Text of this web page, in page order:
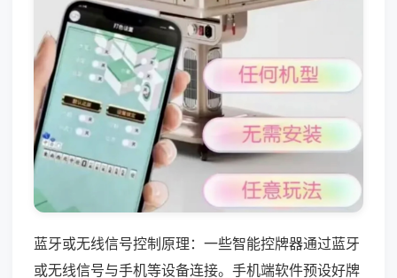
蓝牙或无线信号控制原理：一些智能控牌器通过蓝牙
或无线信号与手机等设备连接。手机端软件预设好牌